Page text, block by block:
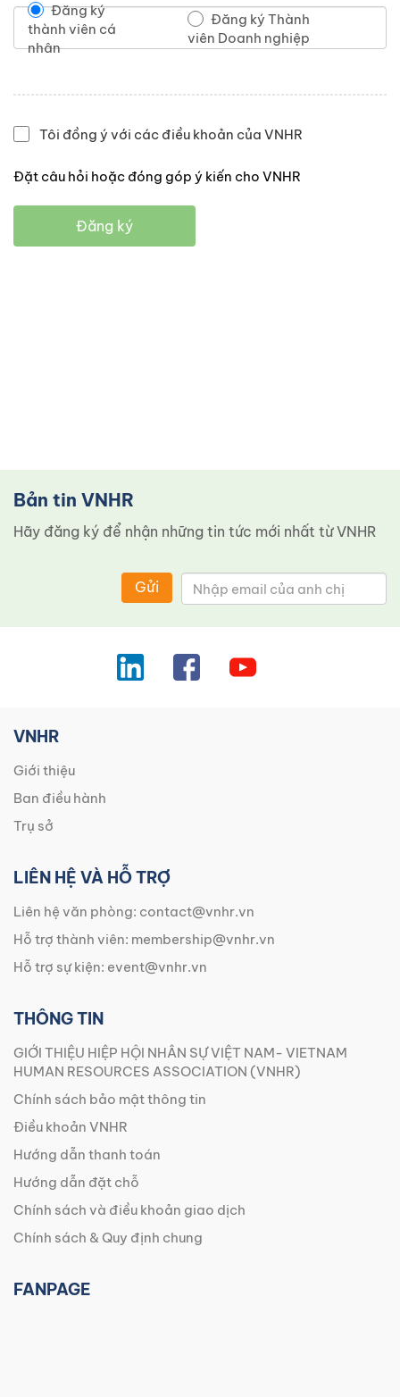
Đăng ký
thành viên cá
nhân
Đăng ký Thành
viên Doanh nghiệp
Tôi đồng ý với các điều khoản của VNHR
Đặt câu hỏi hoặc đóng góp ý kiến cho VNHR
Đăng ký
Bản tin VNHR
Hãy đăng ký để nhận những tin tức mới nhất từ ​​VNHR
Gửi
VNHR
Giới thiệu
Ban điều hành
Trụ sở
LIÊN HỆ VÀ HỖ TRỢ
Liên hệ văn phòng: contact@vnhr.vn
Hỗ trợ thành viên: membership@vnhr.vn
Hỗ trợ sự kiện: event@vnhr.vn
THÔNG TIN
GIỚI THIỆU HIỆP HỘI NHÂN SỰ VIỆT NAM- VIETNAM
HUMAN RESOURCES ASSOCIATION (VNHR)
Chính sách bảo mật thông tin
Điều khoản VNHR
Hướng dẫn thanh toán
Hướng dẫn đặt chỗ
Chính sách và điều khoản giao dịch
Chính sách & Quy định chung
FANPAGE